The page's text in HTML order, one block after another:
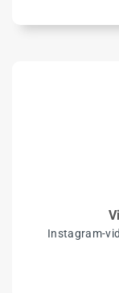
Instagram-